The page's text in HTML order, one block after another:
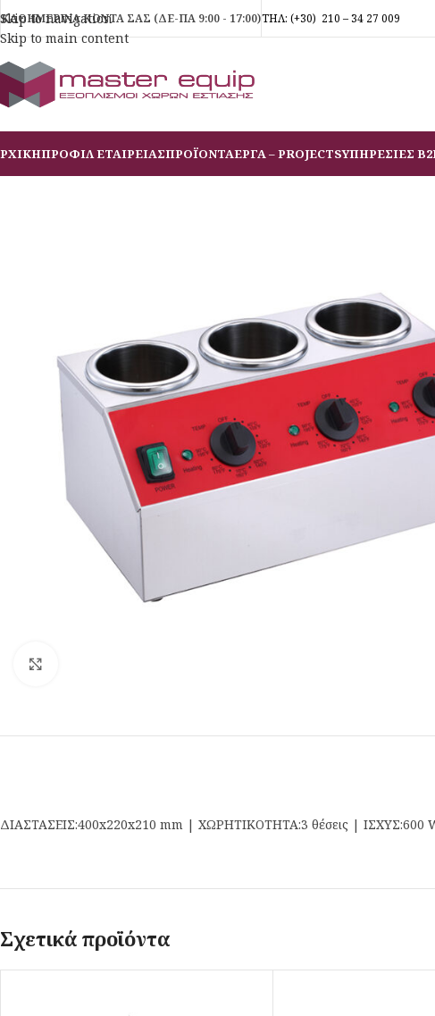
Skip to navigation
Skip to main content
ΚΑΘΗΜΕΡΙΝΑ ΚΟΝΤΑ ΣΑΣ (ΔΕ-ΠΑ 9:00 - 17:00)ΤΗΛ: (+30) 210 – 34 27 009
ΠΡΟΦΙΛ ΕΤΑΙΡΕΙΑΣΠΡΟΪΟΝΤΑΕΡΓΑ – PROJECTSΥΠΗΡΕΣΙΕΣ
ΔΙΑΣΤΑΣΕΙΣ:400x220x210 mm | ΧΩΡΗΤΙΚΟΤΗΤΑ:3 θέσεις |
Σχετικά προϊόντα